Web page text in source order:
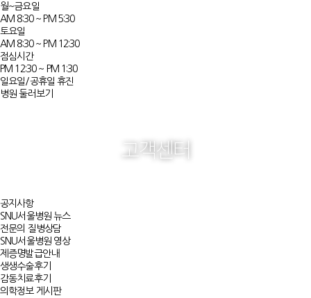
월~금요일
AM 8:30 ~ PM 5:30
토요일
AM 8:30 ~ PM 12:30
점심시간
PM 12:30 ~ PM 1:30
일요일/공휴일 휴진
병원 둘러보기
고객센터
공지사항
SNU서울병원 뉴스
전문의 질병상담
SNU서울병원 영상
제증명발급안내
생생수술후기
감동치료후기
의학정보 게시판